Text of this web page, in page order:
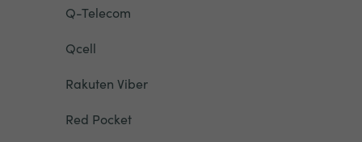
Q-Telecom
Qcell
Rakuten Viber
Red Pocket